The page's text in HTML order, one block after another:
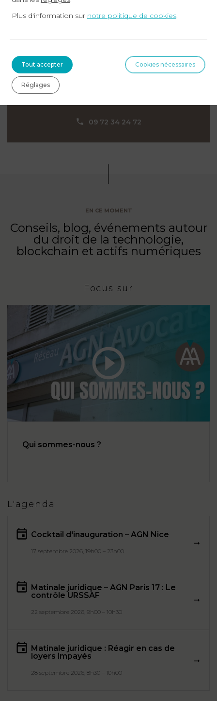
contrats
L’anticipation desrègles en vigueur
09 72 34 24 72
EN CE MOMENT
Conseils, blog, événements autour
du droit de la technologie,
blockchain et actifs numériques
Focus sur
Qui sommes-nous ?
L'agenda
Cocktail d'inauguration – AGN Nice
17 septembre 2026, 19h00 – 23h00
Matinale juridique – AGN Paris 17 : Le
contrôle URSSAF
22 septembre 2026, 9h00 – 10h30
Matinale juridique : Réagir en cas de
loyers impayés
28 septembre 2026, 8h30 – 10h00
Plus d'information sur notre politique de cookies
Tout accepter Cookies nécessaires
Réglages